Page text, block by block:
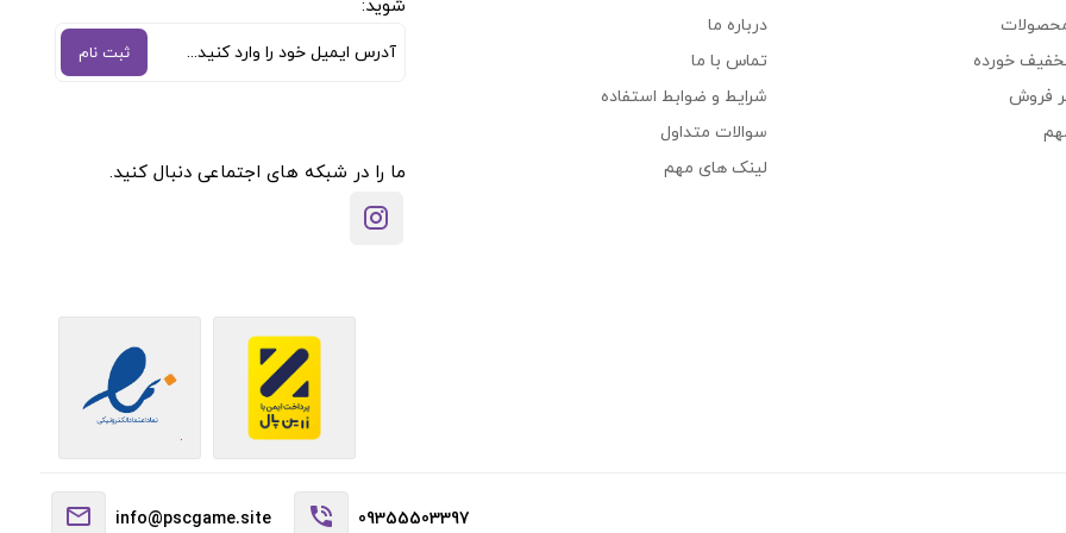
خورده
فروش
درباره ما
تماس با ما
شرایط و ضوابط استفاده
سوالات متداول
لینک های مهم
ثبت نام
ما را در شبکه های اجتماعی دنبال کنید.
09355503397
info@pscgame.site